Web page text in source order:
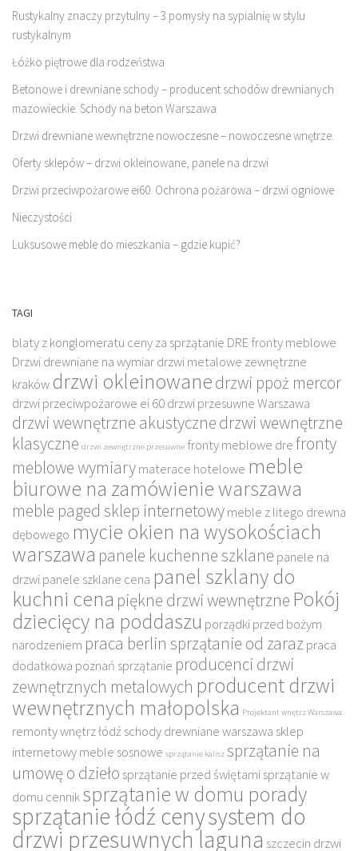
Rustykalny znaczy przytulny – 3 pomysły na sypialnię w stylu
rustykalnym
Łóżko piętrowe dla rodzeństwa
Betonowe i drewniane schody – producent schodów drewnianych
mazowieckie. Schody na beton Warszawa
Drzwi drewniane wewnętrzne nowoczesne – nowoczesne wnętrze.
Oferty sklepów – drzwi okleinowane, panele na drzwi
Drzwi przeciwpożarowe ei60. Ochrona pożarowa – drzwi ogniowe
Nieczystości
Luksusowe meble do mieszkania – gdzie kupić?
TAGI
blaty z konglomeratu ceny za sprzątanie DRE fronty meblowe
Drzwi drewniane na wymiardrzwi metalowe zewnętrzne
kraków drzwi okleinowanedrzwi ppoż mercor
drzwi przeciwpożarowe ei 60drzwi przesuwne Warszawa
drzwi wewnętrzne akustycznedrzwi wewnętrzne
klasyczne drzwi zewnętrzne przesuwne fronty meblowe drefronty
meblowe wymiarymaterace hotelowe meble
biurowe na zamówienie warszawa
meble paged sklep internetowymeble z litego drewna
dębowego mycie okien na wysokościach
warszawa panele kuchenne szklane panele na
drzwipanele szklane cena panel szklany do
kuchni cena piękne drzwi wewnętrzne Pokój
dziecięcy na poddaszu porządki przed bożym
narodzeniem praca berlin sprzątanie od zarazpraca
dodatkowa poznań sprzątanie producenci drzwi
zewnętrznych metalowych producent drzwi
wewnętrznych małopolska Projektant wnętrz Warszawa
remonty wnętrz łódź schody drewniane warszawa sklep
internetowy meble sosnowe sprzątanie kalisz sprzątanie na
umowę o dzieło sprzątanie przed świętamisprzątanie w
domu cenniksprzątanie w domu porady
sprzątanie łódź cenysystem do
drzwi przesuwnych laguna szczecin drzwi